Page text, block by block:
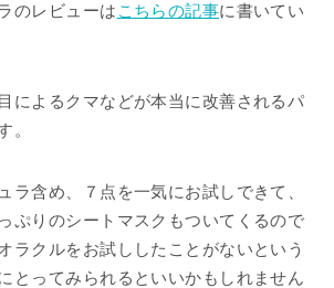
のレビューは こちらの記事に書いてい
によるクマなどが本当に改善されるパ
。
ラ含め、７点を一気にお試しできて、
ぷりのシートマスクもついてくるので
ラクルをお試ししたことがないという
とってみられるといいかもしれません